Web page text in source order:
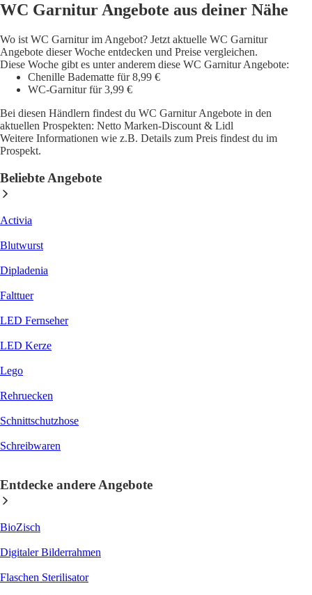
WC Garnitur Angebote aus deiner Nähe
Wo ist WC Garnitur im Angebot? Jetzt aktuelle WC Garnitur
Angebote dieser Woche entdecken und Preise vergleichen.
Diese Woche gibt es unter anderem diese WC Garnitur Angebote:
Chenille Badematte für 8,99 €
WC-Garnitur für 3,99 €
Bei diesen Händlern findest du WC Garnitur Angebote in den
aktuellen Prospekten: Netto Marken-Discount & Lidl
Weitere Informationen wie z.B. Details zum Preis findest du im
Prospekt.
Beliebte Angebote
Activia
Blutwurst
Dipladenia
Falttuer
LED Fernseher
LED Kerze
Lego
Rehruecken
Schnittschutzhose
Schreibwaren
Entdecke andere Angebote
BioZisch
Digitaler Bilderrahmen
Flaschen Sterilisator